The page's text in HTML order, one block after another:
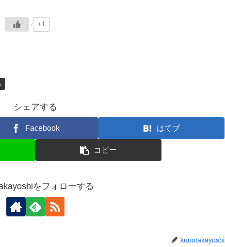
+1
シェアする
Facebook はてブ
コピー
をフォローする
kunotakayoshi